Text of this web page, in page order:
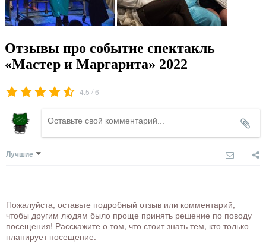
Отзывы про событие спектакль
«Мастер и Маргарита» 2022
4.5 /6
Лучшие
Пожалуйста, оставьте подробный отзыв или комментарий,
чтобы другим людям было проще принять решение по поводу
посещения! Расскажите о том, что стоит знать тем, кто только
планирует посещение.